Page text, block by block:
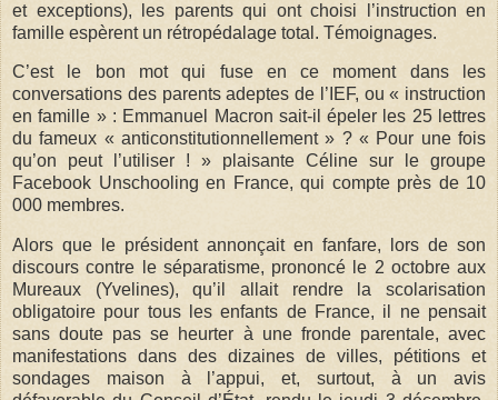
et exceptions), les parents qui ont choisi l’instruction en
famille espèrent un rétropédalage total. Témoignages.
C’est le bon mot qui fuse en ce moment dans les
conversations des parents adeptes de l’IEF, ou « instruction
en famille » : Emmanuel Macron sait-il épeler les 25 lettres
du fameux « anticonstitutionnellement » ? « Pour une fois
qu’on peut l’utiliser ! » plaisante Céline sur le groupe
Facebook Unschooling en France, qui compte près de 10
000 membres.
Alors que le président annonçait en fanfare, lors de son
discours contre le séparatisme, prononcé le 2 octobre aux
Mureaux (Yvelines), qu’il allait rendre la scolarisation
obligatoire pour tous les enfants de France, il ne pensait
sans doute pas se heurter à une fronde parentale, avec
manifestations dans des dizaines de villes, pétitions et
sondages maison à l’appui, et, surtout, à un avis